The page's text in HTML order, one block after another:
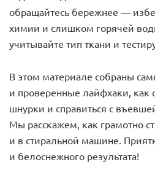
обращайтесь бережнее —
химии и слишком горячей
учитывайте тип ткани и
В этом материале собраны
и проверенные лайфхаки, как
шнурки и справиться с
Мы расскажем, как грамотно
и в стиральной машине.
и белоснежного результата!